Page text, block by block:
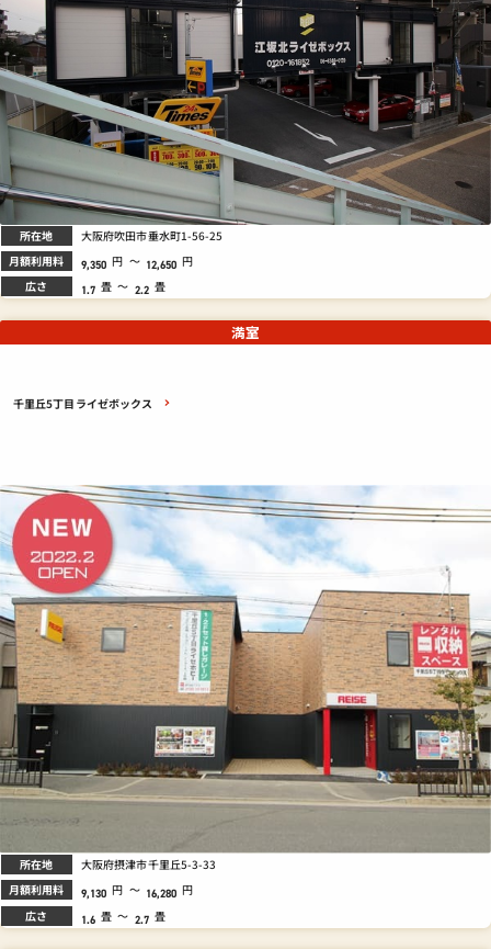
所在地 大阪府吹田市垂水町1-56-25
月額利用料 9,350 円 ～ 12,650 円
広さ 1.7 畳 ～ 2.2 畳
千里丘5丁目ライゼボックス
満室
所在地 大阪府摂津市千里丘5-3-33
月額利用料 9,130 円 ～ 16,280 円
広さ 1.6 畳 ～ 2.7 畳